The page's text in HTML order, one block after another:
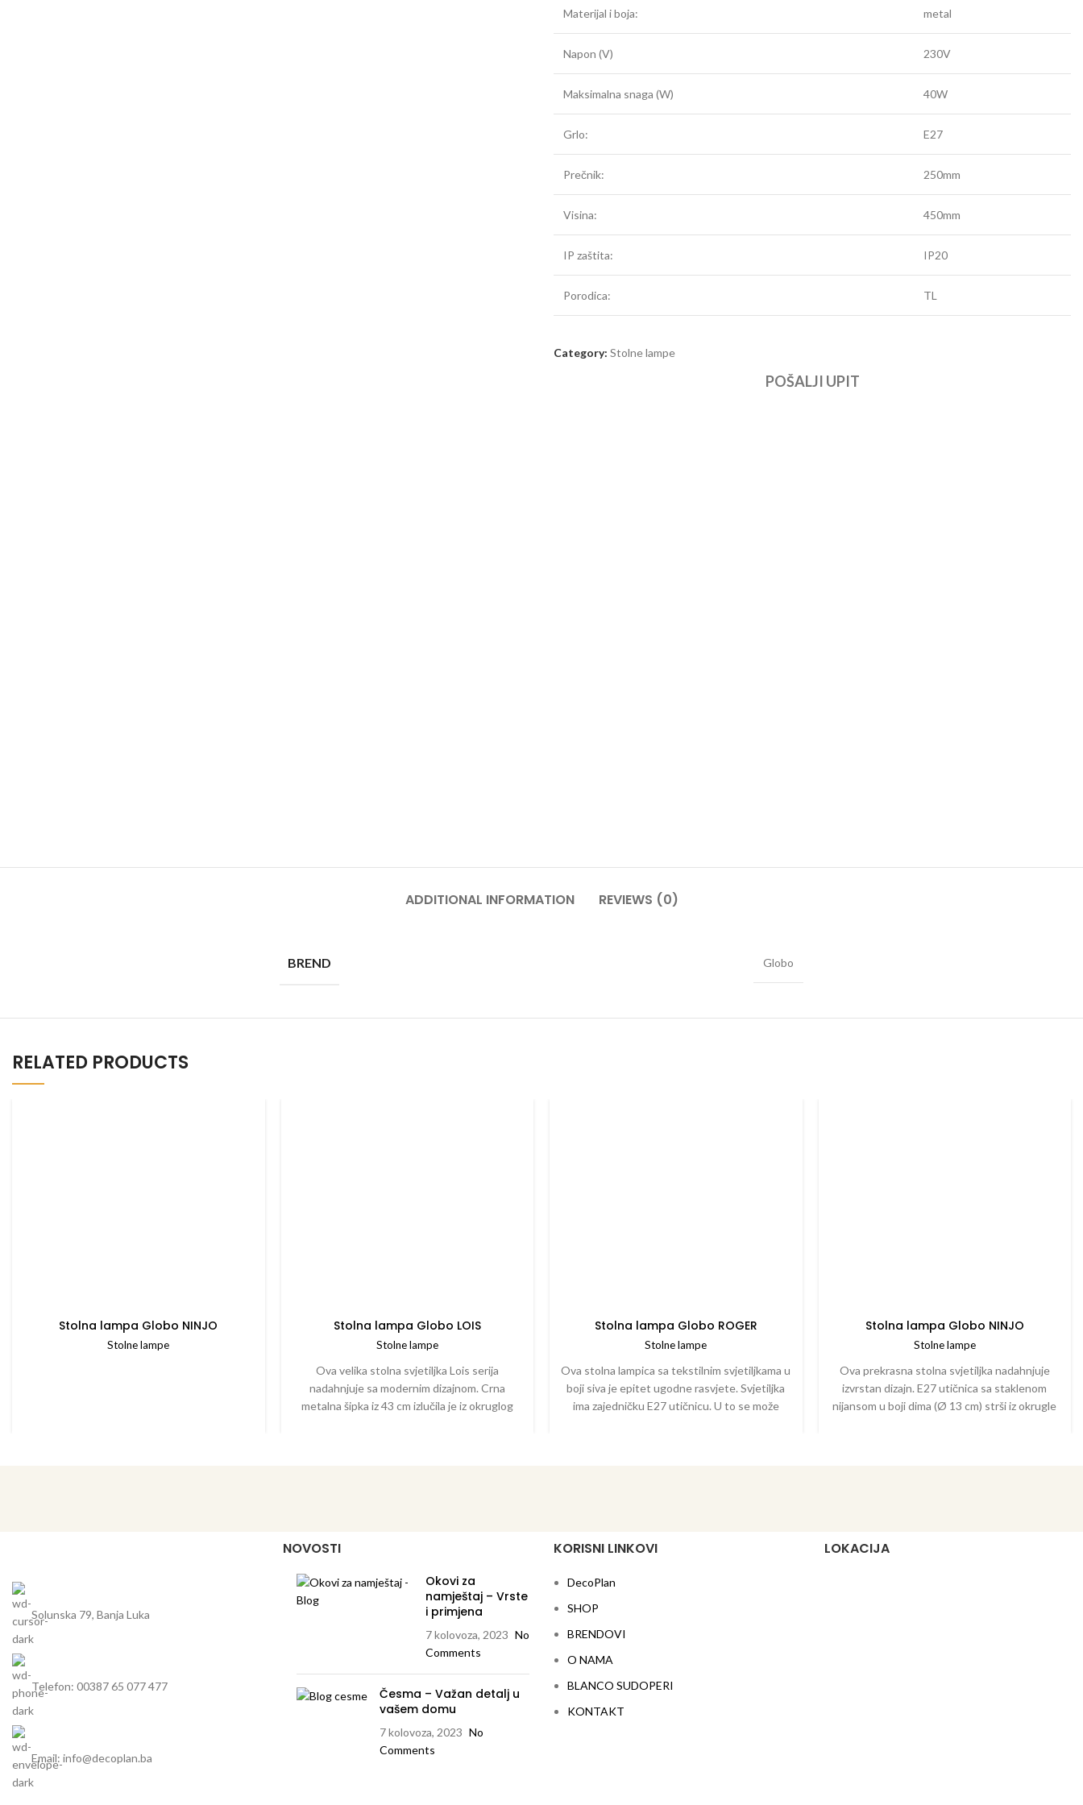
Materijal i boja: metal
Napon (V) 230V
Maksimalna snaga (W) 40W
Grlo: E27
Prečnik: 250mm
Visina: 450mm
IP zaštita: IP20
Porodica: TL
Category: Stolne lampe
POŠALJI UPIT
ADDITIONAL INFORMATION REVIEWS (0)
BREND Globo
RELATED PRODUCTS
Stolna lampa Globo NINJO
Stolne lampe
Stolna lampa Globo LOIS
Stolne lampe
Ova velika stolna svjetiljka Lois serija
nadahnjuje sa modernim dizajnom. Crna
metalna šipka iz 43 cm izlučila je iz okruglog
Stolna lampa Globo ROGER
Stolne lampe
Ova stolna lampica sa tekstilnim svjetiljkama u
boji siva je epitet ugodne rasvjete. Svjetiljka
ima zajedničku E27 utičnicu. U to se može
Stolna lampa Globo NINJO
Stolne lampe
Ova prekrasna stolna svjetiljka nadahnjuje
izvrstan dizajn. E27 utičnica sa staklenom
nijansom u boji dima (Ø 13 cm) strši iz okrugle
Solunska 79, Banja Luka
Telefon: 00387 65 077 477
Email: info@decoplan.ba
NOVOSTI
Okovi za
namještaj – Vrste
i primjena
7 kolovoza, 2023 No
Comments
Česma – Važan detalj u
vašem domu
7 kolovoza, 2023 No
Comments
KORISNI LINKOVI
DecoPlan
SHOP
BRENDOVI
O NAMA
BLANCO SUDOPERI
KONTAKT
LOKACIJA